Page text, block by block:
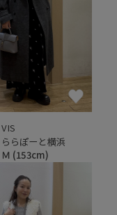
VIS
ららぽーと横浜
Ｍ (153cm)